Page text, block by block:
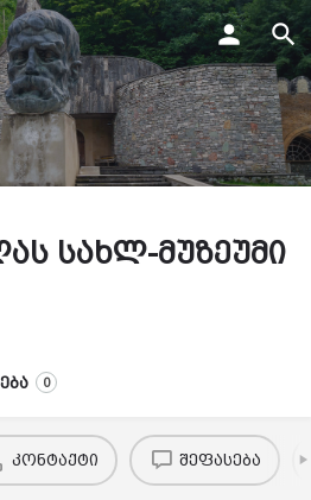
სახლ-მუზეუმი
0
კონტაქტი შეფასება